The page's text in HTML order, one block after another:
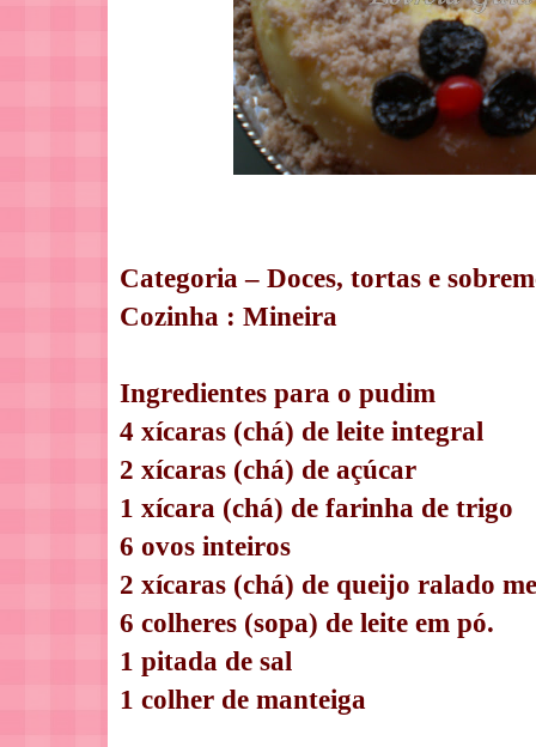
Categoria – Doces, tortas e
Cozinha : Mineira
Ingredientes para o pudim
4 xícaras (chá) de leite integral
2 xícaras (chá) de açúcar
1 xícara (chá) de farinha de trigo
6 ovos inteiros
2 xícaras (chá) de queijo ralado
6 colheres (sopa) de leite em pó.
1 pitada de sal
1 colher de manteiga